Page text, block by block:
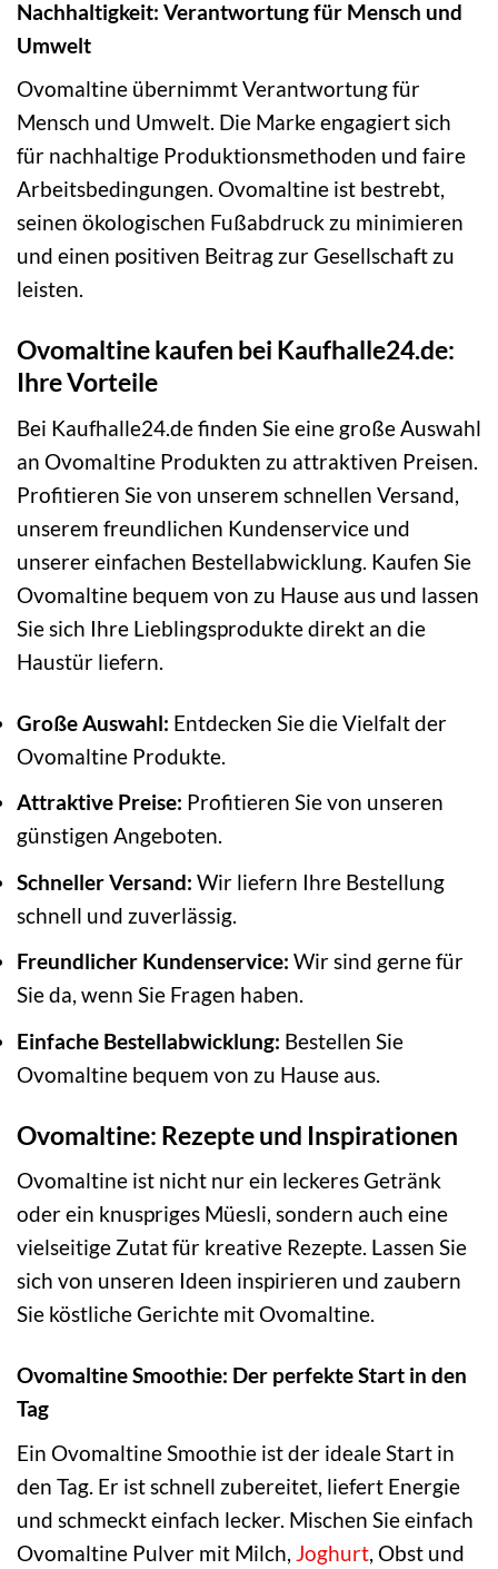
Nachhaltigkeit: Verantwortung für Mensch und
Umwelt
Ovomaltine übernimmt Verantwortung für
Mensch und Umwelt. Die Marke engagiert sich
für nachhaltige Produktionsmethoden und faire
Arbeitsbedingungen. Ovomaltine ist bestrebt,
seinen ökologischen Fußabdruck zu minimieren
und einen positiven Beitrag zur Gesellschaft zu
leisten.
Ovomaltine kaufen bei Kaufhalle24.de:
Ihre Vorteile
Bei Kaufhalle24.de finden Sie eine große Auswahl
an Ovomaltine Produkten zu attraktiven Preisen.
Profitieren Sie von unserem schnellen Versand,
unserem freundlichen Kundenservice und
unserer einfachen Bestellabwicklung. Kaufen Sie
Ovomaltine bequem von zu Hause aus und lassen
Sie sich Ihre Lieblingsprodukte direkt an die
Haustür liefern.
Große Auswahl: Entdecken Sie die Vielfalt der
Ovomaltine Produkte.
Attraktive Preise: Profitieren Sie von unseren
günstigen Angeboten.
Schneller Versand: Wir liefern Ihre Bestellung
schnell und zuverlässig.
Freundlicher Kundenservice: Wir sind gerne für
Sie da, wenn Sie Fragen haben.
Einfache Bestellabwicklung: Bestellen Sie
Ovomaltine bequem von zu Hause aus.
Ovomaltine: Rezepte und Inspirationen
Ovomaltine ist nicht nur ein leckeres Getränk
oder ein knuspriges Müesli, sondern auch eine
vielseitige Zutat für kreative Rezepte. Lassen Sie
sich von unseren Ideen inspirieren und zaubern
Sie köstliche Gerichte mit Ovomaltine.
Ovomaltine Smoothie: Der perfekte Start in den
Tag
Ein Ovomaltine Smoothie ist der ideale Start in
den Tag. Er ist schnell zubereitet, liefert Energie
und schmeckt einfach lecker. Mischen Sie einfach
Ovomaltine Pulver mit Milch, Joghurt, Obst und